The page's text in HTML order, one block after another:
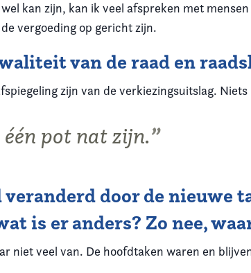
kan zijn, kan ik veel afspreken met
vergoeding op gericht zijn.
van de raad en
zijn van de verkiezingsuitslag.
pot nat zijn.
veranderd door de nieuwe
is er anders? Zo nee,
niet veel van. De hoofdtaken waren en